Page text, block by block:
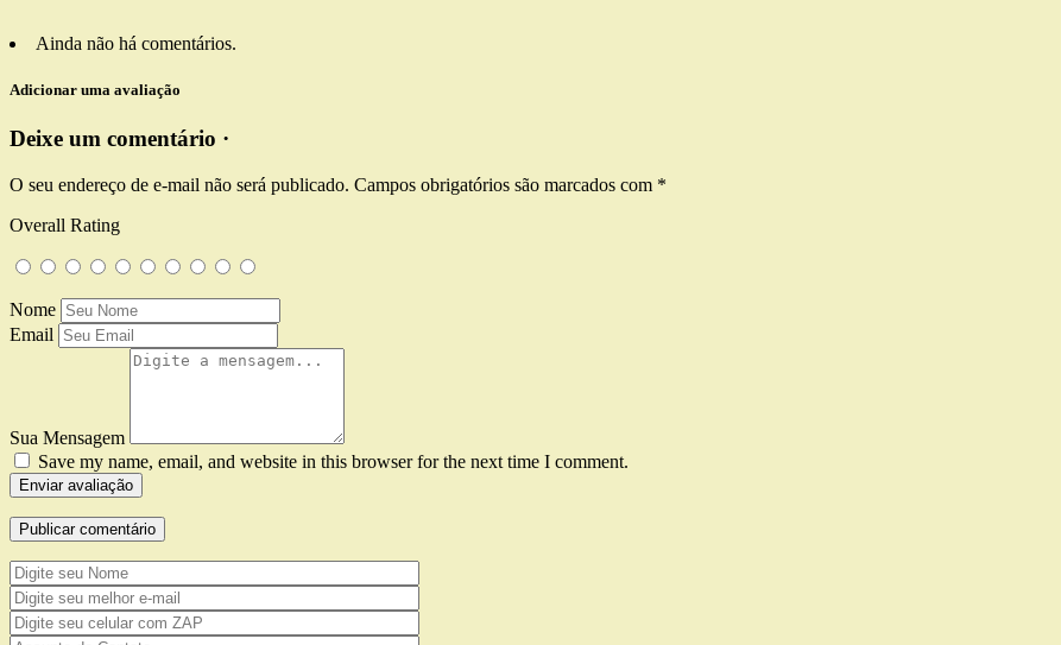
Ainda não há comentários.
Adicionar uma avaliação
Deixe um comentário ·
O seu endereço de e-mail não será publicado. Campos obrigatórios são marcados com *
Overall Rating
Nome
Email
Sua Mensagem
Save my name, email, and website in this browser for the next time I comment.
Enviar avaliação